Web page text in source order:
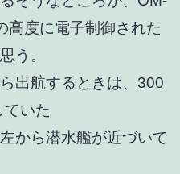
高度に電子制御された
う。
出航するときは、300
ていた
から潜水艦が近づいて